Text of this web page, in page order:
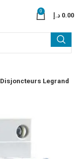
0
0.00 د.إ
Disjoncteurs Legrand